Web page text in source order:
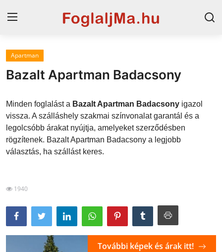
Magyarország
Horvát tengerpart
Horvátország
Szállások a Balatonon
Szállások Hajdúszoboszlón
Apartman
Bazalt Apartman Badacsony
Minden foglalást a Bazalt Apartman Badacsony igazol
vissza. A szálláshely szakmai színvonalat garantál és a
legolcsóbb árakat nyújtja, amelyeket szerződésben
rögzítenek. Bazalt Apartman Badacsony a legjobb
választás, ha szállást keres.
1940
További képek és árak itt!